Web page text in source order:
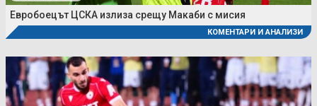
Евробоецът ЦСКА излиза срещу Макаби с мисия
КОМЕНТАРИ И АНАЛИЗИ